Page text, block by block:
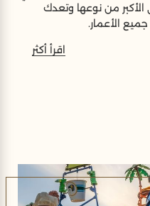
الأكبر من نوعها وتعدك
جميع الأعمار.
متر مربع، حولت نيفرلاند الغردقة
بيكالباتروس ووتر فالي -
الصاخبة نفسها. استعد
اقرأ أكثر